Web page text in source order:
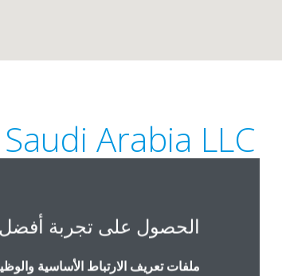
Arabia LLC
الحصول على تجربة
ملفات تعريف الارتباط الأساسية